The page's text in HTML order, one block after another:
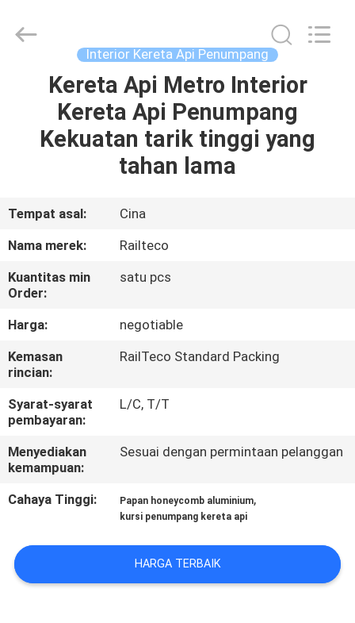
RUMAH
PRODUK
KITA
PABRIK
KUALITAS
HUBUNGI
KAMI
BERITA
SEMUA
KASUS
Equipment
Interior Kereta Api Penumpang
Kereta Api Metro Interior
Kereta Api Penumpang
Kekuatan tarik tinggi yang
tahan lama
Tempat asal:
Cina
Nama merek:
Railteco
Kuantitas min
Order:
satu pcs
Harga:
negotiable
Kemasan
rincian:
RailTeco Standard Packing
Syarat-syarat
pembayaran:
L/C, T/T
Menyediakan
kemampuan:
Sesuai dengan permintaan pelanggan
Cahaya Tinggi: Papan honeycomb aluminium,
kursi penumpang kereta api
HARGA TERBAIK